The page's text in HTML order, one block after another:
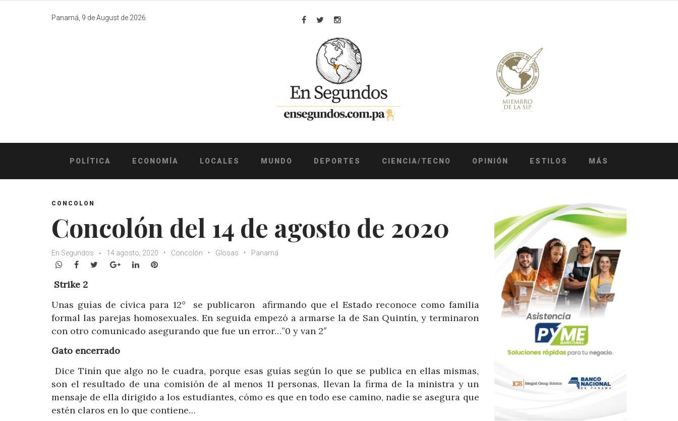
Panamá, 9 de August de 2026.
Facebook
TwitterInstagram
POLÍTICA ECONOMÍA LOCALES MUNDO DEPORTES CIENCIA/TECNO OPINIÓN ESTILOS MÁS
CONCOLON
Concolón del 14 de agosto de 2020
En Segundos 14 agosto, 2020 Concolón Glosas Panamá
WhatsApp
Facebook
TwitterGoogle+LinkedInPinterest
Strike 2
Unas guías de cívica para 12° se publicaron afirmando que el Estado reconoce como familia
formal las parejas homosexuales. En seguida empezó a armarse la de San Quintín, y terminaron
con otro comunicado asegurando que fue un error…”0 y van 2″
Gato encerrado
Dice Tinín que algo no le cuadra, porque esas guías según lo que se publica en ellas mismas,
son el resultado de una comisión de al menos 11 personas, llevan la firma de la ministra y un
mensaje de ella dirigido a los estudiantes, cómo es que en todo ese camino, nadie se asegura que
estén claros en lo que contiene…